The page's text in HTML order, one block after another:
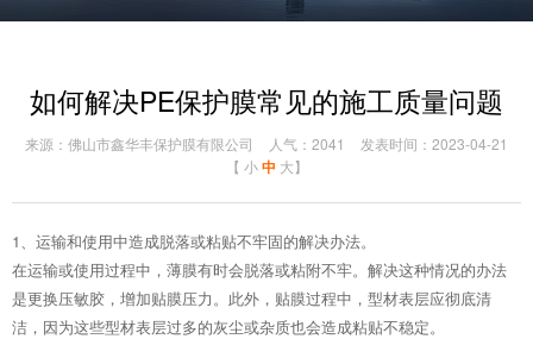
如何解决PE保护膜常见的施工质量问题
来源：佛山市鑫华丰保护膜有限公司 人气：2041
发表时间：2023-04-21
【 小 中 大】
1、运输和使用中造成脱落或粘贴不牢固的解决办法。
在运输或使用过程中，薄膜有时会脱落或粘附不牢。解决这种情况的办法
是更换压敏胶，增加贴膜压力。此外，贴膜过程中，型材表层应彻底清
洁，因为这些型材表层过多的灰尘或杂质也会造成粘贴不稳定。